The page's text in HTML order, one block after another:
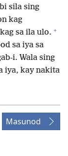
sila sing
kag
sa ila ulo. +
sa iya sa
i. Wala sing
iya, kay nakita
Masunod